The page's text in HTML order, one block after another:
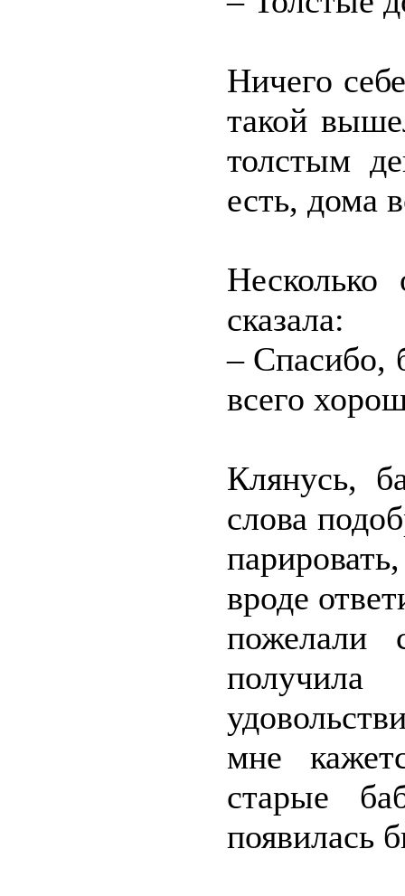
Ничего
такой
толстым
есть, дома
Несколько
сказала:
– Спасибо,
всего
Клянусь,
слова
вроде
пожелали
мне
старые
появилась